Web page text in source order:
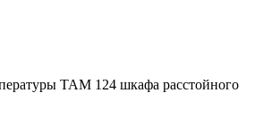
ТАМ 124 шкафа расстойного